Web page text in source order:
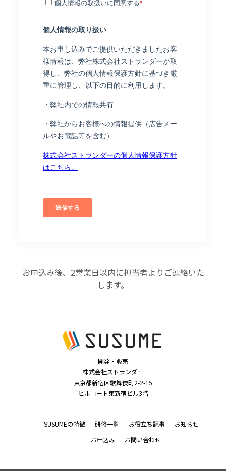
お申込み後、2営業日以内に担当者よりご連絡いた
します。
開発・販売
株式会社ストランダー
東京都新宿区歌舞伎町2-2-15
ヒルコート東新宿ビル3階
SUSUMEの特徴 研修一覧 お役立ち記事
お知らせ
お申込み
お問い合わせ